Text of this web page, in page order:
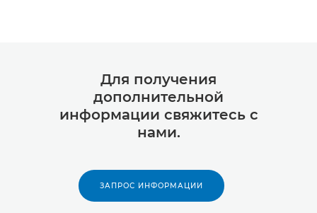
Для получения
дополнительной
информации свяжитесь с
нами.
ЗАПРОС ИНФОРМАЦИИ